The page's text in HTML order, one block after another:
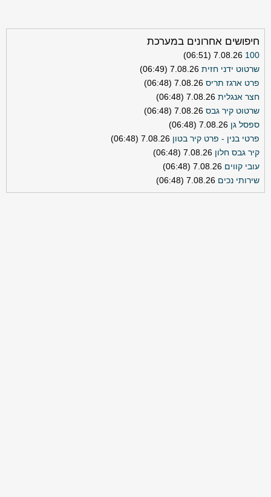
חיפושים אחרונים במערכת
100
7.08.26 (06:51)
שרטוט ידני חזית 7.08.26 (06:49)
פרט ארגז תריס 7.08.26 (06:48)
חצר אנגלית 7.08.26 (06:48)
שרטוט קיר גבס 7.08.26 (06:48)
ספסל גן 7.08.26 (06:48)
פרטי בנין - פרט קיר בטון 7.08.26 (06:48)
קיר גבס חלון 7.08.26 (06:48)
עובי קווים 7.08.26 (06:48)
שירותי נכים 7.08.26 (06:48)